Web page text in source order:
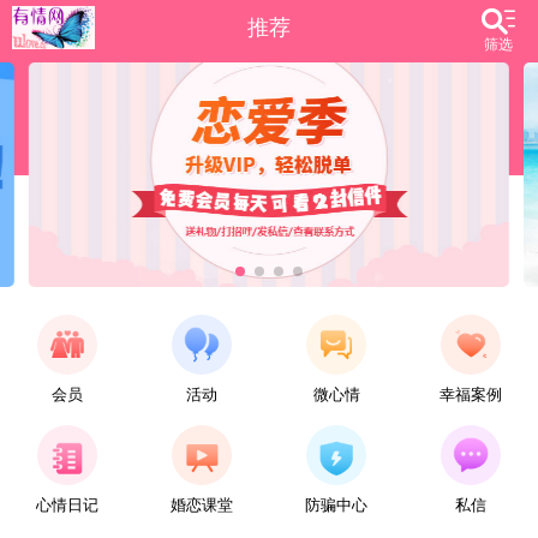
推荐
筛选
会员 活动 微心情 幸福案例
心情日记 婚恋课堂 防骗中心 私信